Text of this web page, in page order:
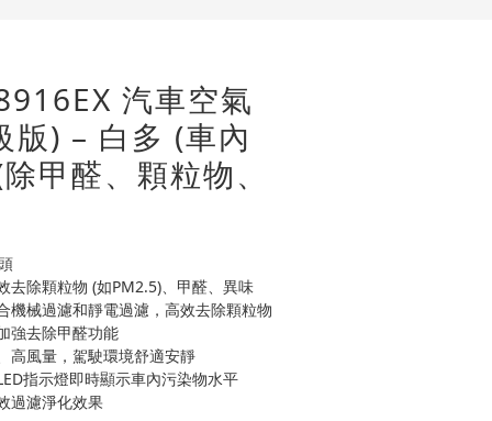
汽車空氣
版) – 白多 (車內
甲醛、顆粒物、
去除顆粒物 (如PM2.5)、甲醛、異味
機械過濾和靜電過濾，高效去除顆粒物
強去除甲醛功能
高風量，駕駛環境舒適安靜
指示燈即時顯示車內污染物水平
過濾淨化效果